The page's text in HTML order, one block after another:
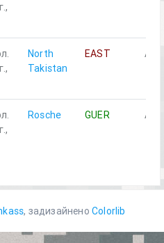
North
Takistan
EAST
Rosche GUER
, задизайнено Colorlib